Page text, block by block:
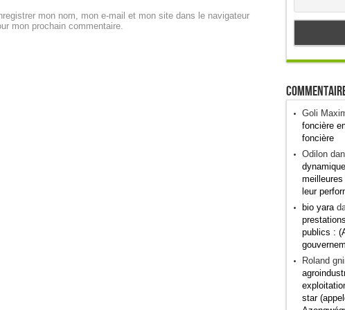
mon nom, mon e-mail et mon site dans le navigateur
mon prochain commentaire.
Goli
foncière
foncière
Odilon
leur
bio yara
publics :
Roland
star